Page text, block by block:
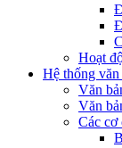
Hoạt
Hệ thống văn
Văn
Văn
Các cơ